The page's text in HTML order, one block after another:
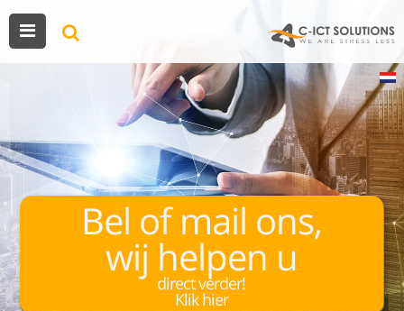
Bel of mail ons,
wij helpen u
direct verder!
Klik hier